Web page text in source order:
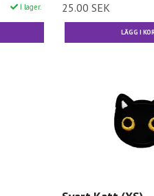
I lager. 25.00 SEK